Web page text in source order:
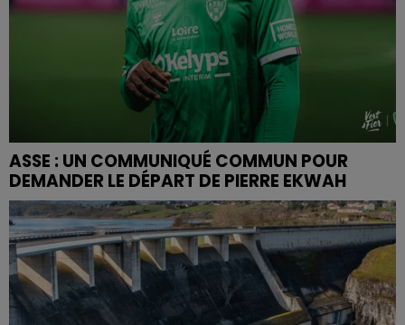
ASSE : UN COMMUNIQUÉ COMMUN POUR
DEMANDER LE DÉPART DE PIERRE EKWAH